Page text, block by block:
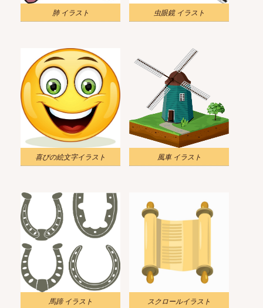
肺 イラスト 虫眼鏡 イラスト
喜びの絵文字イラスト 風車 イラスト
馬蹄 イラスト スクロールイラスト